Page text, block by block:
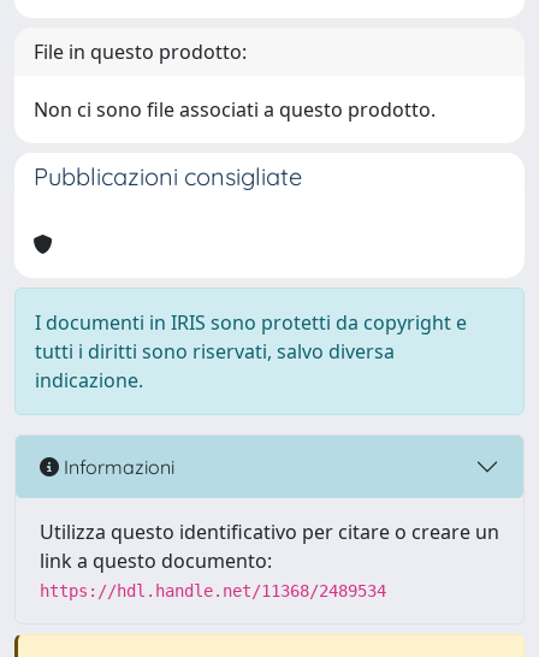
File in questo prodotto:
Non ci sono file associati a questo prodotto.
Pubblicazioni consigliate
I documenti in IRIS sono protetti da copyright e
tutti i diritti sono riservati, salvo diversa
indicazione.
Informazioni
Utilizza questo identificativo per citare o creare un
link a questo documento:
https://hdl.handle.net/11368/2489534